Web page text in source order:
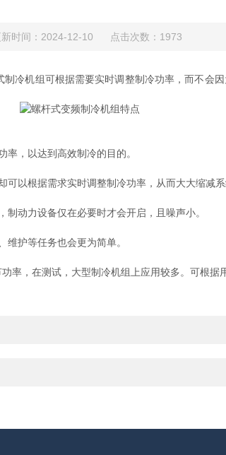
新时间：2024-12-10 点击次数：1973
机组可根据需要实时调整制冷功率，而不会
，以达到高效制冷的目的。
以根据需求实时调整制冷功率，从而大大缩减系
动力设备仅在必要时才会开启，且噪声小。
护等任务也会更为简单。
，在测试，大型制冷机组上应用较多。可根据